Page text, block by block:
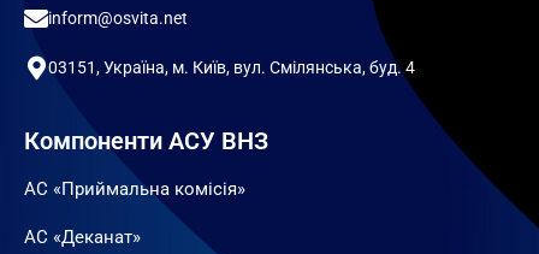
inform@osvita.net
03151, Україна, м. Київ, вул. Смілянська, буд. 4
Компоненти АСУ ВНЗ
АС «Приймальна комісія»
АС «Деканат»